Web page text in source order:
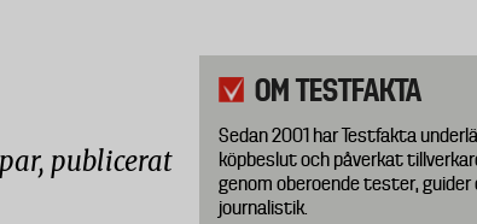
publicerat
OM TESTFAKTA
Sedan 2001 har Testfakta
köpbeslut och påverkat
genom oberoende tester, guider
journalistik.